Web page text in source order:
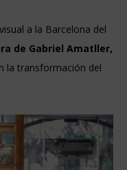
a la Barcelona del
de Gabriel Amatller,
la transformación del